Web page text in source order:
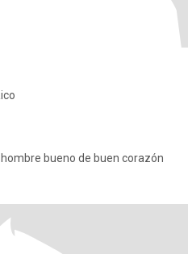
bueno de buen corazón